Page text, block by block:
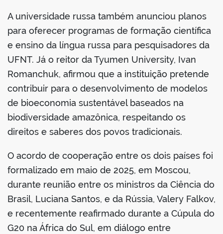
A universidade russa também anunciou planos
para oferecer programas de formação científica
e ensino da língua russa para pesquisadores da
UFNT. Já o reitor da Tyumen University, Ivan
Romanchuk, afirmou que a instituição pretende
contribuir para o desenvolvimento de modelos
de bioeconomia sustentável baseados na
biodiversidade amazônica, respeitando os
direitos e saberes dos povos tradicionais.
O acordo de cooperação entre os dois países foi
formalizado em maio de 2025, em Moscou,
durante reunião entre os ministros da Ciência do
Brasil, Luciana Santos, e da Rússia, Valery Falkov,
e recentemente reafirmado durante a Cúpula do
G20 na África do Sul, em diálogo entre